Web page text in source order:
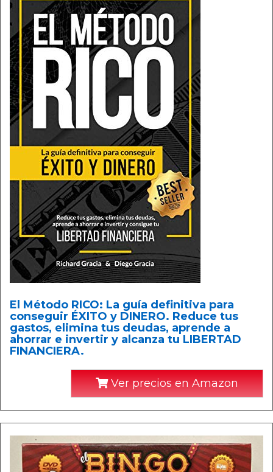
El Método RICO: La guía definitiva para
conseguir ÉXITO y DINERO. Reduce tus
gastos, elimina tus deudas, aprende a
ahorrar e invertir y alcanza tu LIBERTAD
FINANCIERA.
Ver precios en Amazon